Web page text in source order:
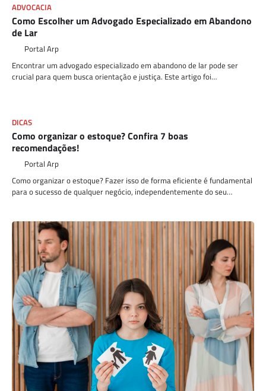
ADVOCACIA
Como Escolher um Advogado Especializado em Abandono
de Lar
Portal Arp
Encontrar um advogado especializado em abandono de lar pode ser
crucial para quem busca orientação e justiça. Este artigo foi…
DICAS
Como organizar o estoque? Confira 7 boas
recomendações!
Portal Arp
Como organizar o estoque? Fazer isso de forma eficiente é fundamental
para o sucesso de qualquer negócio, independentemente do seu…